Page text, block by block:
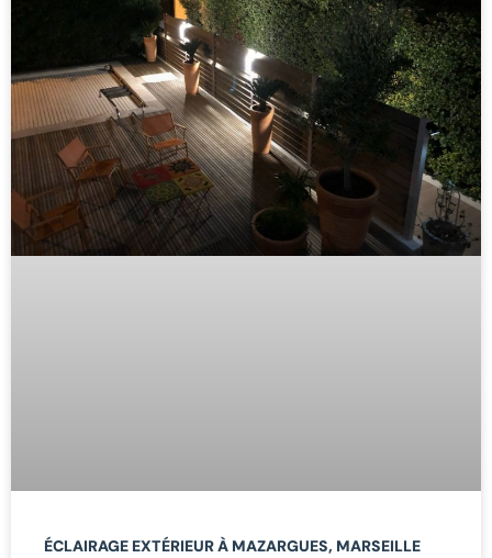
ÉCLAIRAGE EXTÉRIEUR À MAZARGUES, MARSEILLE